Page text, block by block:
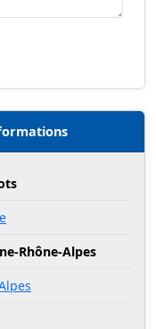
Rhône-Alpes